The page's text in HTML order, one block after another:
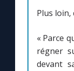
Une neuvaine
Plus loin,
« Parce
régner
devant